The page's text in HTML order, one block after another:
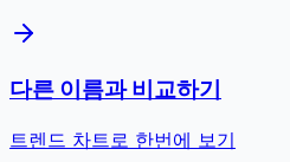
다른 이름과 비교하기
트렌드 차트로 한번에 보기